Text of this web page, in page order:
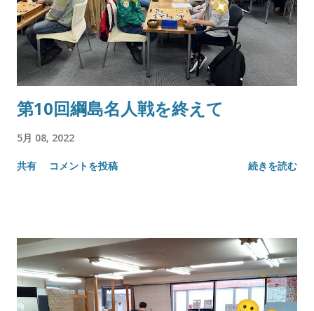
第10回綱島名人戦を終えて
5月 08, 2022
共有 コメントを投稿 続きを読む